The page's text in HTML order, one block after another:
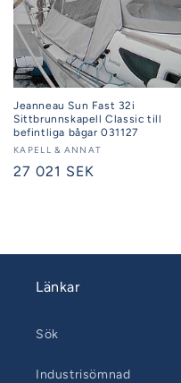
Jeanneau Sun Fast 32i
Sittbrunnskapell Classic till
befintliga bågar 031127
Säljare:
KAPELL & ANNAT
Ordinarie
27 021 SEK
Länkar
Sök
Industrisömnad